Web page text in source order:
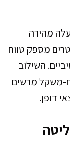
מהירה
בעוד שמיכל הדלק בנפח 9.5 ליטרים מספק טווח
השילוב
משקל מרשים
דופן.